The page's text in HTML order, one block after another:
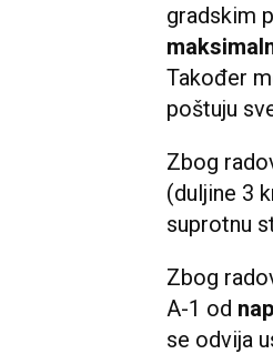
gradskim
Također
poštuju
Zbog
(duljine 3
suprotnu
Zbog
A-1 od
se odvija